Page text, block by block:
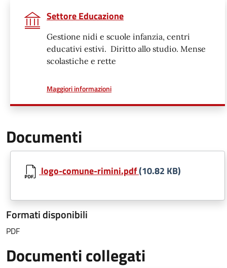
Settore Educazione
Gestione nidi e scuole infanzia, centri
educativi estivi. Diritto allo studio. Mense
scolastiche e rette
Maggiori informazionia proposito di
Documenti
logo-comune-rimini.pdf(10.82 KB)
Formati disponibili
PDF
Documenti collegati